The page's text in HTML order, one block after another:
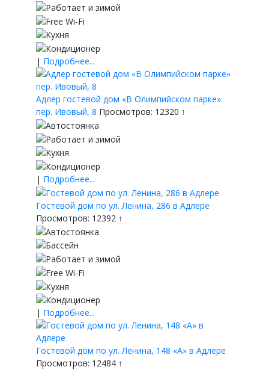
| Подробнее...
Адлер гостевой дом «В Олимпийском парке»
пер. Ивовый, 8 Просмотров: 12320 ↑
| Подробнее...
Гостевой дом по ул. Ленина, 286 в Адлере
Просмотров: 12392 ↑
| Подробнее...
Гостевой дом по ул. Ленина, 148 «А» в Адлере
Просмотров: 12484 ↑